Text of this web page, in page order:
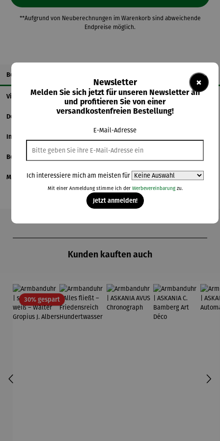
**Aufgrund von Neuberechnungen im Warenkorb sind abweichende
Endpreise möglich.
Beschreibung
Videos
Details
Informationen zum Hersteller
Bewertungen
Magazinbeitrag
Kunden kauften auch
30% gespartRabatt
×
Newsletter
Melden Sie sich jetzt für unseren Newsletter an
und profitieren Sie von einer
versandkostenfreien Bestellung!
E-Mail-Adresse
Ich interessiere mich am meisten für
Mit einer Anmeldung stimme ich der Werbevereinbarungzu.
Jetzt anmelden!